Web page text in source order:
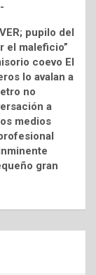
pupilo del
el maleficio”
coevo El
lo avalan a
no
a
medios
gran